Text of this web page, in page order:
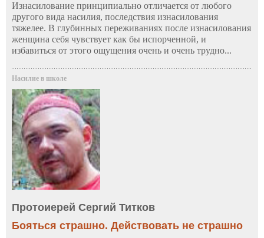
Изнасилование принципиально отличается от любого
другого вида насилия, последствия изнасилования
тяжелее. В глубинных переживаниях после изнасилования
женщина себя чувствует как бы испорченной, и
избавиться от этого ощущения очень и очень трудно...
Насилие в школе
Протоиерей Сергий Титков
Бояться страшно. Действовать не страшно